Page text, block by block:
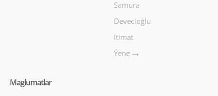
Samura
Devecioğlu
Itimat
Ýene →
Maglumatlar